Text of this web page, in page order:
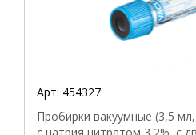
Арт: 454327
Пробирки вакуумные (3,5